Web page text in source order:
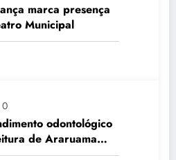
marca presença
Municipal
0
odontológico
de Araruama
famílias atípicas